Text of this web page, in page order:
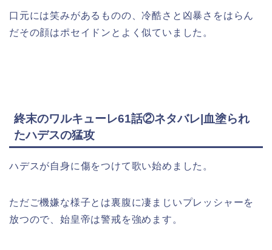
口元には笑みがあるものの、冷酷さと凶暴さをはらん
だその顔はポセイドンとよく似ていました。
終末のワルキューレ61話②ネタバレ|血塗られ
たハデスの猛攻
ハデスが自身に傷をつけて歌い始めました。
ただご機嫌な様子とは裏腹に凄まじいプレッシャーを
放つので、始皇帝は警戒を強めます。